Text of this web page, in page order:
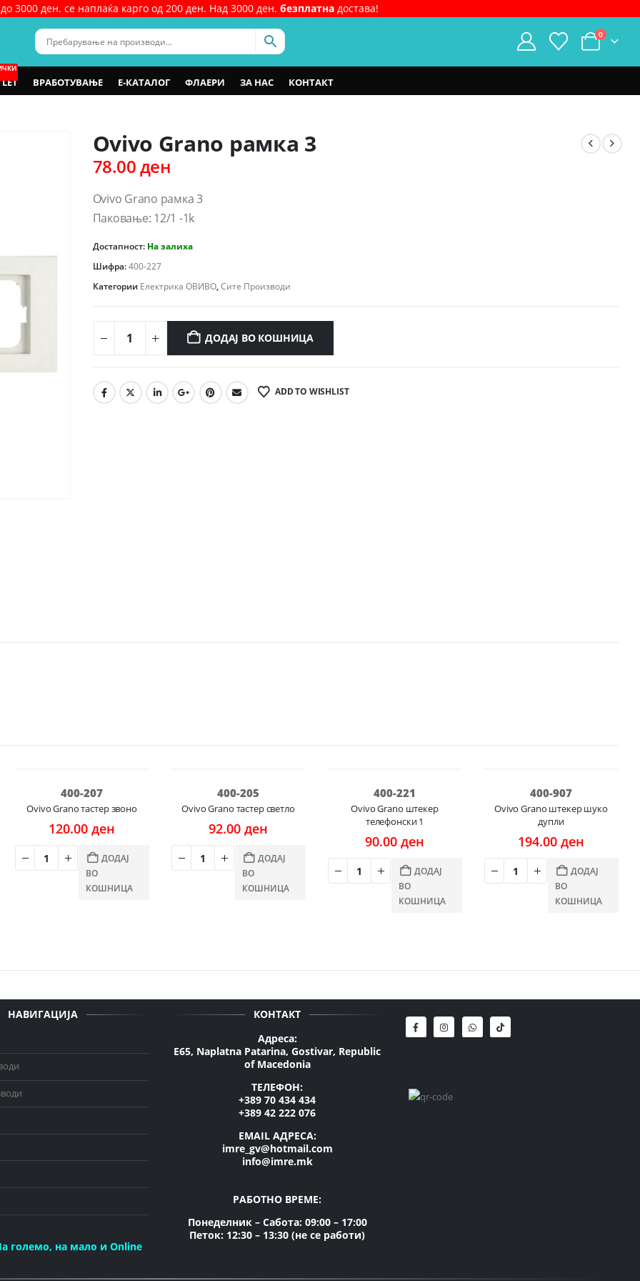
3000 ден. се наплаќа карго од 200 ден. Над 3000 ден. безплатна достава!
0
ВРАБОТУВАЊЕ Е-КАТАЛОГ ФЛАЕРИ ЗА НАС КОНТАКТ
Ovivo Grano рамка 3
78.00ден
Ovivo Grano рамка 3
Паковање: 12/1 -1k
Достапност: На залиха
Шифра:400-227
Категории Електрика ОВИВО,Сите Производи
ДОДАЈ ВО КОШНИЦА
ADD TO WISHLIST
400-207
Ovivo Grano тастер звоно
120.00 ден
ДОДАЈ
ВО
КОШНИЦА
400-205
Ovivo Grano тастер светло
92.00 ден
ДОДАЈ
ВО
КОШНИЦА
400-221
Ovivo Grano штекер
телефонски 1
90.00 ден
ДОДАЈ
ВО
КОШНИЦА
400-907
Ovivo Grano штекер шуко
дупли
194.00 ден
ДОДАЈ
ВО
КОШНИЦА
НАВИГАЦИЈА
големо, на мало и Online
КОНТАКТ
Адреса:
E65, Naplatna Patarina, Gostivar, Republic
of Macedonia
ТЕЛЕФОН:
+389 70 434 434
+389 42 222 076
EMAIL АДРЕСА:
imre_gv@hotmail.com
info@imre.mk
РАБОТНО ВРЕМЕ:
Понеделник – Сабота: 09:00 – 17:00
Петок: 12:30 – 13:30 (не се работи)